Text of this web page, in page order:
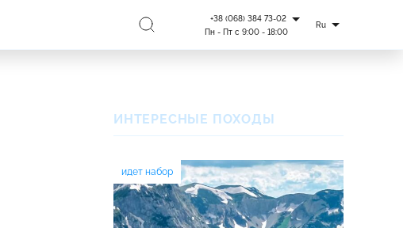
+38 (068) 384 73-02
Пн - Пт с 9:00 - 18:00
Ru
ИНТЕРЕСНЫЕ ПОХОДЫ
идет набор